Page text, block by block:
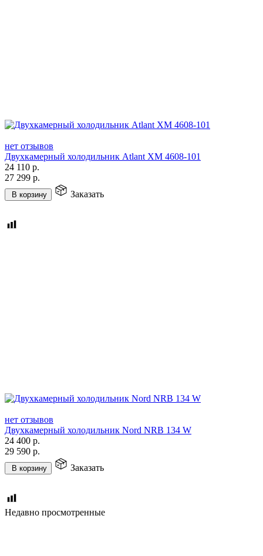
нет отзывов
Двухкамерный холодильник Atlant ХМ 4608-101
24 110 р.
27 299 р.
В корзину Заказать
нет отзывов
Двухкамерный холодильник Nord NRB 134 W
24 400 р.
29 590 р.
В корзину Заказать
Недавно просмотренные